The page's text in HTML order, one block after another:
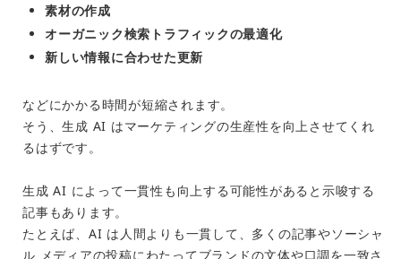
素材の作成
オーガニック検索トラフィックの最適化
新しい情報に合わせた更新
などにかかる時間が短縮されます。
そう、生成 AI はマーケティングの生産性を向上させてくれ
るはずです。
生成 AI によって一貫性も向上する可能性があると示唆する
記事もあります。
たとえば、AI は人間よりも一貫して、多くの記事やソーシャ
ル メディアの投稿にわたってブランドの文体や口調を一致さ